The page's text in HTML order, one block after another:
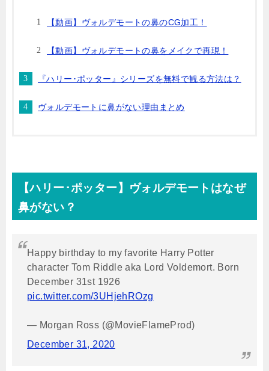
【動画】ヴォルデモートの鼻のCG加工！
【動画】ヴォルデモートの鼻をメイクで再現！
『ハリー･ポッター』シリーズを無料で観る方法は？
ヴォルデモートに鼻がない理由まとめ
【ハリー･ポッター】ヴォルデモートはなぜ
鼻がない？
Happy birthday to my favorite Harry Potter
character Tom Riddle aka Lord Voldemort. Born
December 31st 1926
pic.twitter.com/3UHjehROzg
— Morgan Ross (@MovieFlameProd)
December 31, 2020